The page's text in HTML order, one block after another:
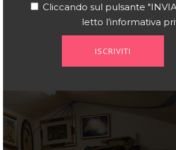
Cliccando sul pulsante
letto l’informativa